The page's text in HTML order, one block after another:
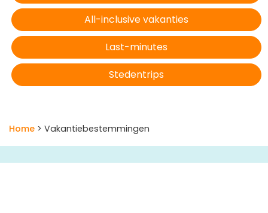
All-inclusive vakanties
Last-minutes
Stedentrips
Home > Vakantiebestemmingen